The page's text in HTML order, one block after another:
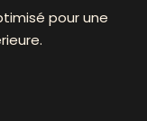
pour une